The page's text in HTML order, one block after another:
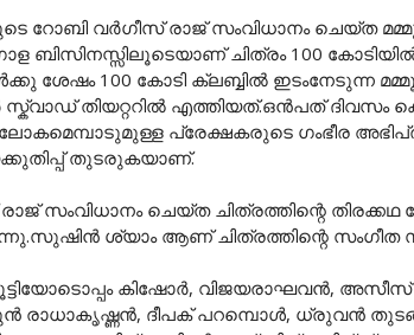
റോബി വർഗീസ് രാജ് സംവിധാനം ചെയ്ത
ബിസിനസ്സിലൂടെയാണ് ചിത്രം 100 കോടിയിൽ
ശേഷം 100 കോടി ക്ലബ്ബിൽ ഇടംനേടുന്ന
തിയറ്ററിൽ എത്തിയത്.ഒൻപത് ദിവസം
പ്രേക്ഷകരുടെ ഗംഭീര
തുടരുകയാണ്.
സംവിധാനം ചെയ്ത ചിത്രത്തിന്റെ
ശ്യാം ആണ് ചിത്രത്തിന്റെ സംഗീത
കിഷോർ, വിജയരാഘവൻ,
ദീപക് പറമ്പൊൾ, ധ്രുവൻ